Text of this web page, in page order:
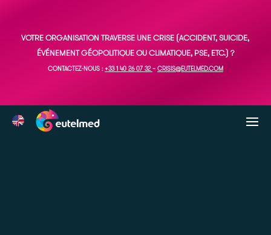
VOTRE ORGANISATION TRAVERSE UNE CRISE (ACCIDENT, SUICIDE,
ÉVÉNEMENT GÉOPOLITIQUE OU CLIMATIQUE, PSE, ETC.) ?
CONTACTEZ-NOUS : +33 1 40 26 07 32 – CRISIS@EUTELMED.COM